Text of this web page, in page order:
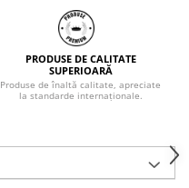
PRODUSE DE CALITATE
SUPERIOARĂ
Produse de înaltă calitate, apreciate
la standarde internaționale.